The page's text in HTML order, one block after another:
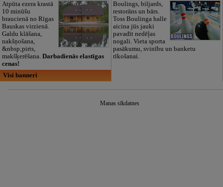
Atpūta ezera krastā
10 minūšu
braucienā no Rīgas
Bauskas virzienā.
Galdu klāšana,
nakšņošana,
&nbsp;pirts,
makšķerēšana. Darbadienās elastīgas
cenas!
Boulings, biljards,
restorāns un bārs.
Toss Boulinga halle
aicina jūs jauki
pavadīt nedēļas
nogali. Vieta sporta
pasākumu, svinību un banketu
rīkošanai.
Visi banneri
Manas sīkdatnes